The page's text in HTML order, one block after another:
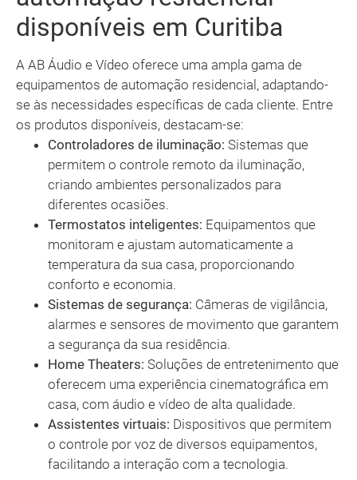
disponíveis em Curitiba
A AB Áudio e Vídeo oferece uma ampla gama de
equipamentos de automação residencial, adaptando-
se às necessidades específicas de cada cliente. Entre
os produtos disponíveis, destacam-se:
Controladores de iluminação: Sistemas que
permitem o controle remoto da iluminação,
criando ambientes personalizados para
diferentes ocasiões.
Termostatos inteligentes: Equipamentos que
monitoram e ajustam automaticamente a
temperatura da sua casa, proporcionando
conforto e economia.
Sistemas de segurança: Câmeras de vigilância,
alarmes e sensores de movimento que garantem
a segurança da sua residência.
Home Theaters: Soluções de entretenimento que
oferecem uma experiência cinematográfica em
casa, com áudio e vídeo de alta qualidade.
Assistentes virtuais: Dispositivos que permitem
o controle por voz de diversos equipamentos,
facilitando a interação com a tecnologia.